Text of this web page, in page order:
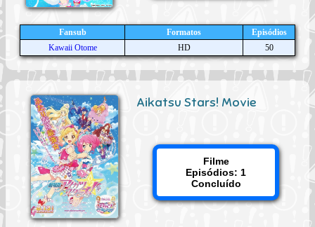
Fansub Formatos
Episódios
Kawaii Otome
HD 50
Aikatsu Stars! Movie
Filme
Episódios: 1
Concluído